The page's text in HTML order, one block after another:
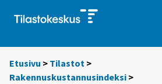
Etusivu > Tilastot >
Rakennuskustannusindeksi >